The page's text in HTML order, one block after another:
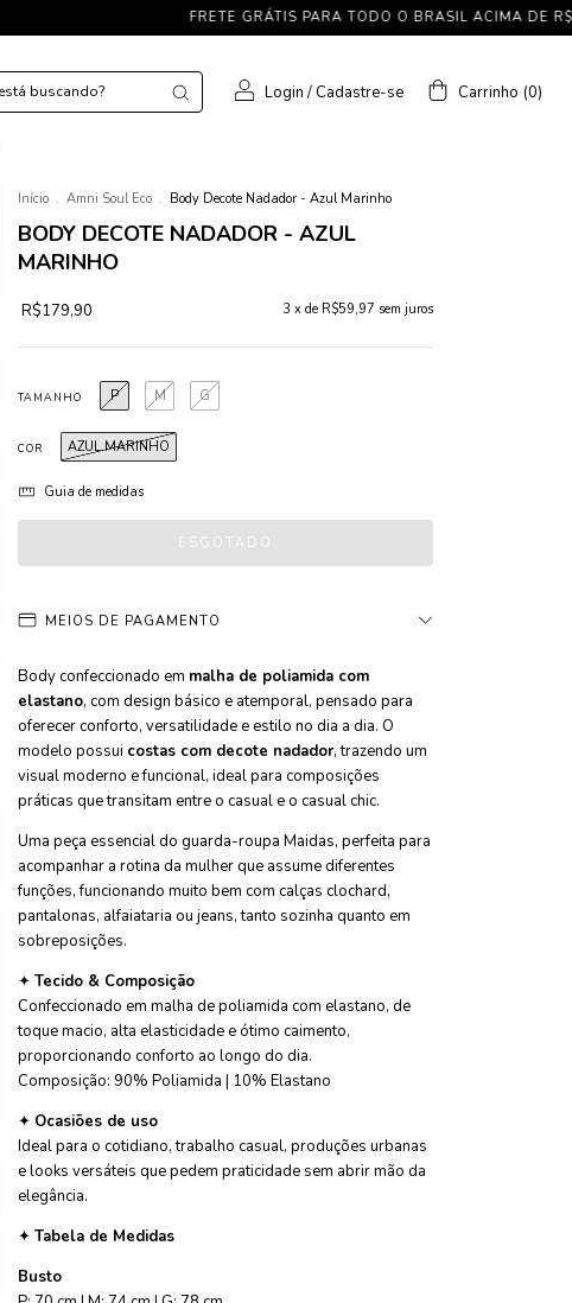
FRETE GRÁTIS PARA TODO O BRASIL ACIMA DE R$ 599,90
Login /Cadastre-se Carrinho (0)
Início . Amni Soul Eco . Body Decote Nadador - Azul Marinho
BODY DECOTE NADADOR - AZUL
MARINHO
R$179,90 3 x de R$59,97 sem juros
TAMANHO P M G
COR AZUL MARINHO
Guia de medidas
MEIOS DE PAGAMENTO
Body confeccionado em malha de poliamida com
elastano, com design básico e atemporal, pensado para
oferecer conforto, versatilidade e estilo no dia a dia. O
modelo possui costas com decote nadador, trazendo um
visual moderno e funcional, ideal para composições
práticas que transitam entre o casual e o casual chic.
Uma peça essencial do guarda-roupa Maidas, perfeita para
acompanhar a rotina da mulher que assume diferentes
funções, funcionando muito bem com calças clochard,
pantalonas, alfaiataria ou jeans, tanto sozinha quanto em
sobreposições.
✦ Tecido & Composição
Confeccionado em malha de poliamida com elastano, de
toque macio, alta elasticidade e ótimo caimento,
proporcionando conforto ao longo do dia.
Composição: 90% Poliamida | 10% Elastano
✦ Ocasiões de uso
Ideal para o cotidiano, trabalho casual, produções urbanas
e looks versáteis que pedem praticidade sem abrir mão da
elegância.
✦ Tabela de Medidas
Busto